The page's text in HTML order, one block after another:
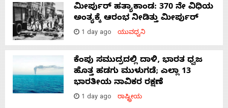
ಮೀರ್ಪುರ್ ಹತ್ಯಾಕಾಂಡ: 370 ನೇ ವಿಧಿಯ
ಅಂತ್ಯಕ್ಕೆ ಆರಂಭ ನೀಡಿತ್ತು ಮೀರ್ಪುರ್
1 day ago ಯುವಧ್ವನಿ
ಕೆಂಪು ಸಮುದ್ರದಲ್ಲಿ ದಾಳಿ, ಭಾರತ ಧ್ವಜ
ಹೊತ್ತ ಹಡಗು ಮುಳುಗಡೆ; ಎಲ್ಲಾ 13
ಭಾರತೀಯ ನಾವಿಕರ ರಕ್ಷಣೆ
1 day ago ರಾಷ್ಟ್ರೀಯ